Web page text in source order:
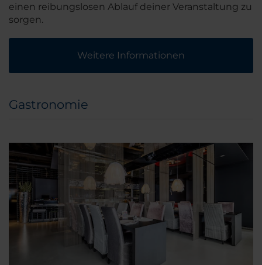
einen reibungslosen Ablauf deiner Veranstaltung zu
sorgen.
Weitere Informationen
Gastronomie